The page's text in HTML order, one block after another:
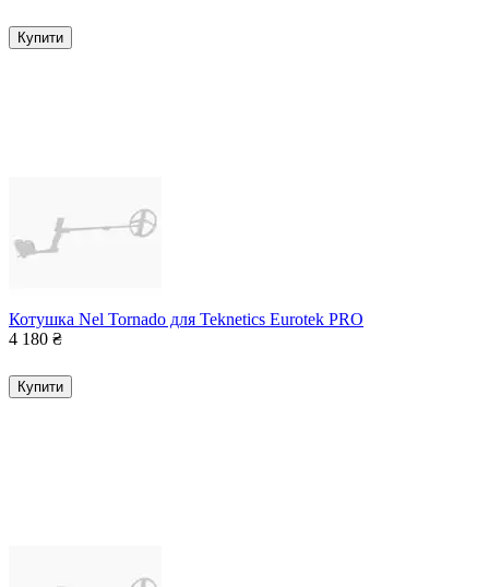
Купити
Котушка Nel Tornado для Teknetics Eurotek PRO
4 180 ₴
Купити